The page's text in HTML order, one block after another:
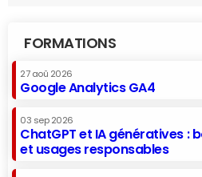
FORMATIONS
27 aoû 2026
Google Analytics GA4
03 sep 2026
ChatGPT et IA génératives :
et usages responsables